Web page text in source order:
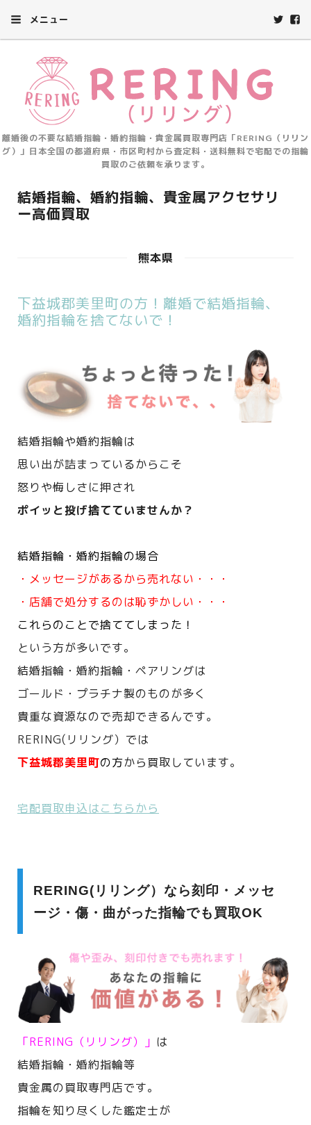
メニュー
離婚後の不要な結婚指輪・婚約指輪・貴金属買取専門店「RERING（リリン
グ）」日本全国の都道府県・市区町村から査定料・送料無料で宅配での指輪
買取のご依頼を承ります。
結婚指輪、婚約指輪、貴金属アクセサリ
ー高価買取
熊本県
下益城郡美里町の方！離婚で結婚指輪、
婚約指輪を捨てないで！
結婚指輪や婚約指輪は
思い出が詰まっているからこそ
怒りや悔しさに押され
ポイッと投げ捨てていませんか？
結婚指輪・婚約指輪の場合
・メッセージがあるから売れない・・・
・店舗で処分するのは恥ずかしい・・・
これらのことで捨ててしまった！
という方が多いです。
結婚指輪・婚約指輪・ペアリングは
ゴールド・プラチナ製のものが多く
貴重な資源なので売却できるんです。
RERING(リリング）では
下益城郡美里町の方から買取しています。
宅配買取申込はこちらから
RERING(リリング）なら刻印・メッセ
ージ・傷・曲がった指輪でも買取OK
「RERING（リリング）」 は
結婚指輪・婚約指輪等
貴金属の買取専門店です。
指輪を知り尽くした鑑定士が